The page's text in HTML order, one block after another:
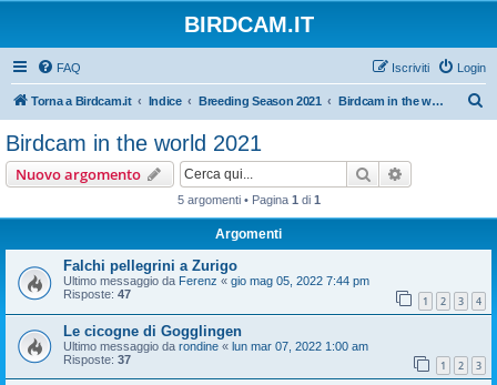
BIRDCAM.IT
FAQ Login
Iscriviti
Torna a Birdcam.it Indice Breeding Season 2021 Birdcam in the world 2021
Birdcam in the world 2021
Nuovo argomento Cerca
5 argomenti • Pagina 1 di 1
Argomenti
Falchi pellegrini a Zurigo
Ultimo messaggio da Ferenz « gio mag 05, 2022 7:44 pm
Risposte: 47 1 2 3 4
Le cicogne di Gogglingen
Ultimo messaggio da rondine « lun mar 07, 2022 1:00 am
Risposte: 37 1 2 3